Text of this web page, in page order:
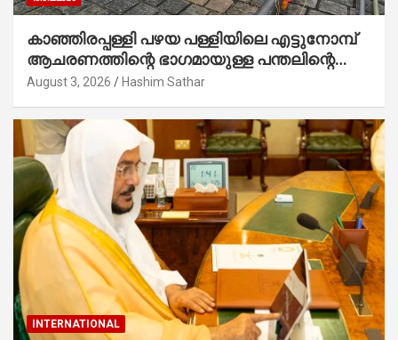
കാഞ്ഞിരപ്പള്ളി പഴയ പള്ളിയിലെ എട്ടുനോമ്പ്
ആചരണത്തിന്റെ ഭാഗമായുള്ള പന്തലിന്റെ
കാൽനാട്ട് കർമ്മം ആർച്ച് പ്രീസ്റ്റ് വെരി.
August 3, 2026 Hashim Sathar
INTERNATIONAL